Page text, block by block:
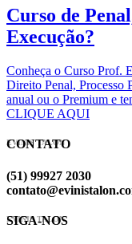
Curso de
Execução?
Conheça o Curso Prof.
Direito Penal, Processo
anual ou o Premium e
CLIQUE AQUI
EVINIS TALON
CONTATO
(51) 99927 2030
EVINIS TALON
SIGA-NOS